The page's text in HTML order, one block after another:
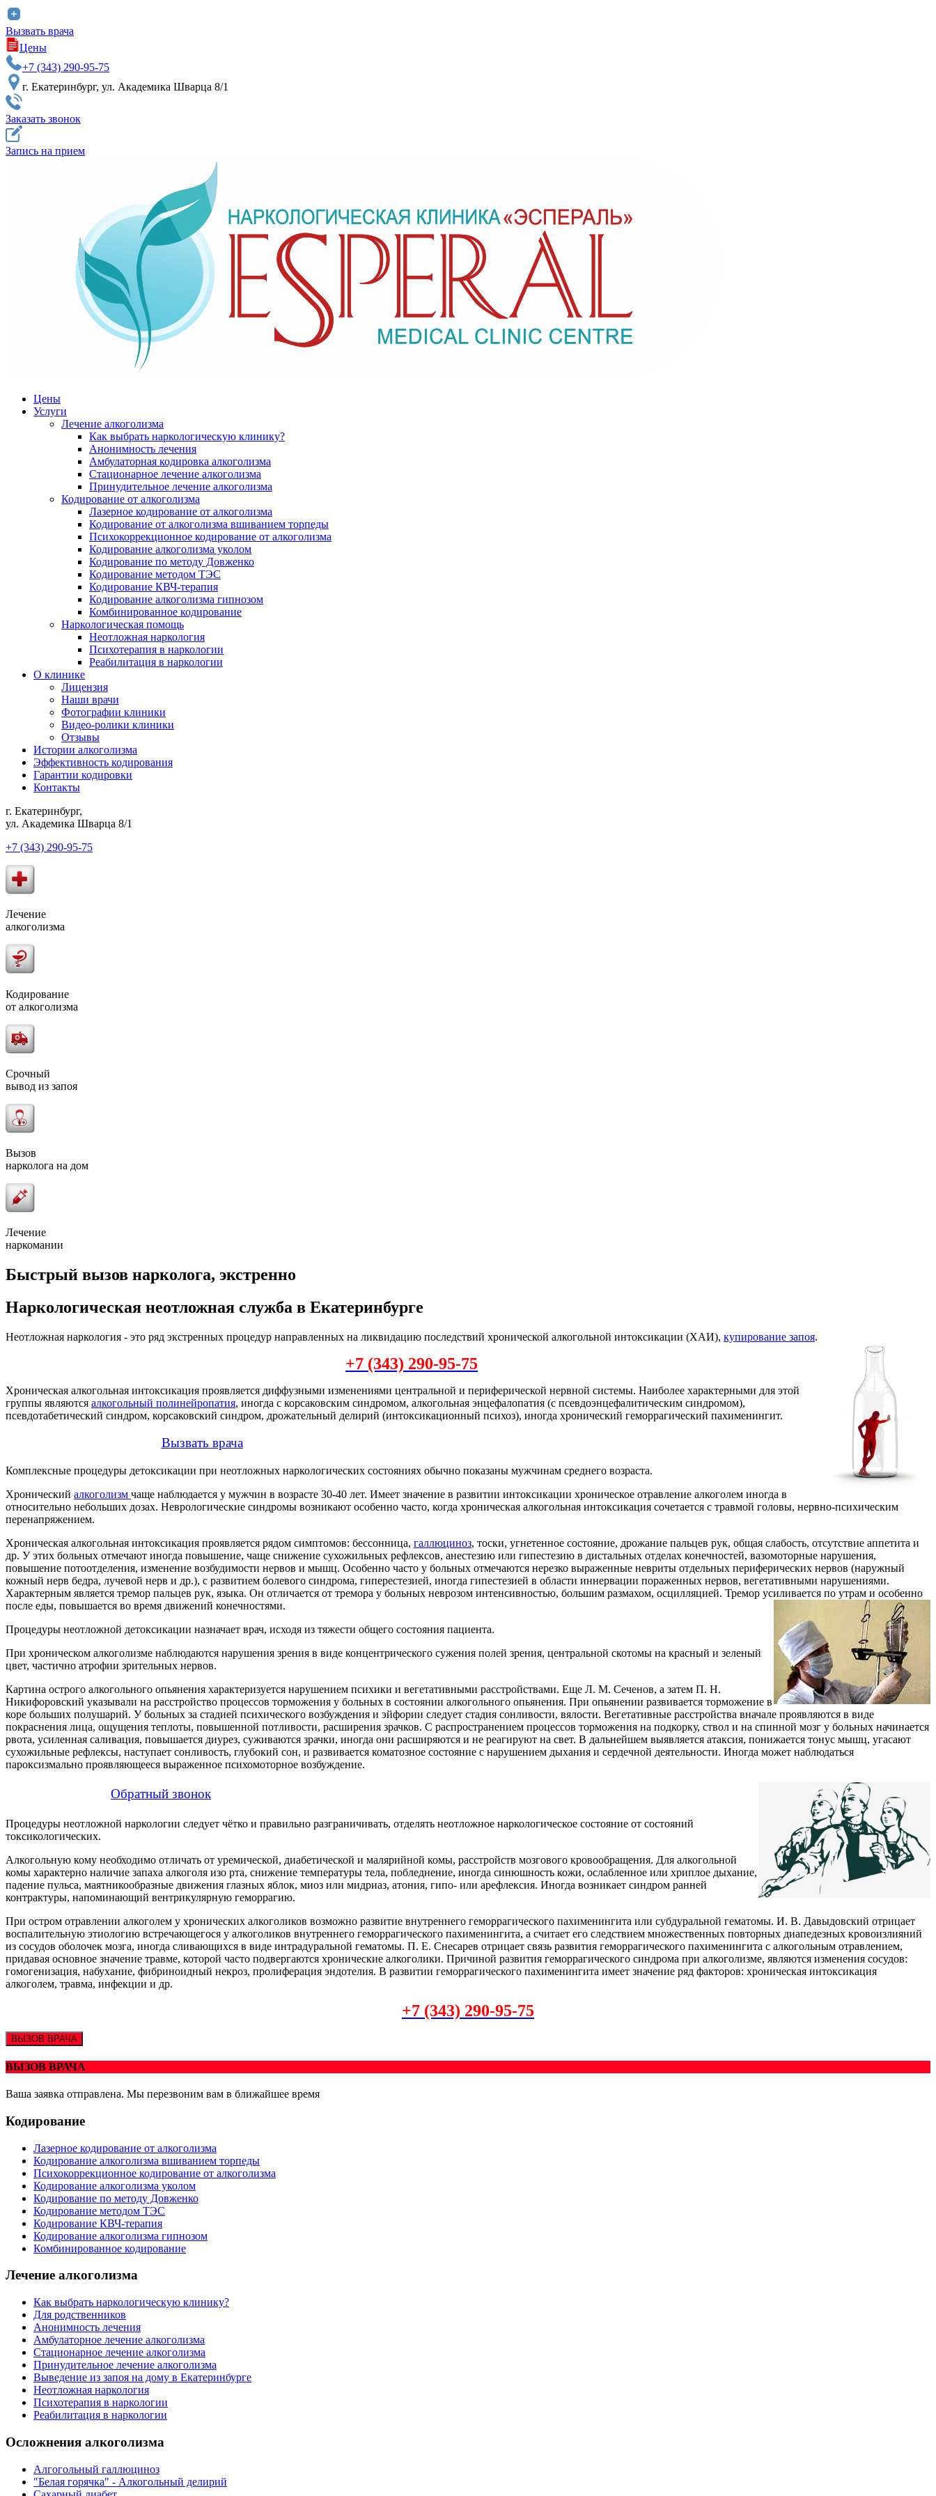
Вызвать врача
Цены
+7 (343) 290-95-75
г. Екатеринбург, ул. Академика Шварца 8/1
Заказать звонок
Запись на прием
Цены
Услуги
Лечение алкоголизма
Как выбрать наркологическую клинику?
Анонимность лечения
Амбулаторная кодировка алкоголизма
Стационарное лечение алкоголизма
Принудительное лечение алкоголизма
Кодирование от алкоголизма
Лазерное кодирование от алкоголизма
Кодирование от алкоголизма вшиванием торпеды
Психокоррекционное кодирование от алкоголизма
Кодирование алкоголизма уколом
Кодирование по методу Довженко
Кодирование методом ТЭС
Кодирование КВЧ-терапия
Кодирование алкоголизма гипнозом
Комбинированное кодирование
Наркологическая помощь
Неотложная наркология
Психотерапия в наркологии
Реабилитация в наркологии
О клинике
Лицензия
Наши врачи
Фотографии клиники
Видео-ролики клиники
Отзывы
Истории алкоголизма
Эффективность кодирования
Гарантии кодировки
Контакты
г. Екатеринбург,
ул. Академика Шварца 8/1
+7 (343) 290-95-75
Лечение
алкоголизма
Кодирование
от алкоголизма
Срочный
вывод из запоя
Вызов
нарколога на дом
Лечение
наркомании
Быстрый вызов нарколога, экстренно
Наркологическая неотложная служба в Екатеринбурге
Неотложная наркология - это ряд экстренных процедур направленных на ликвидацию последствий хронической алкогольной интоксикации (ХАИ), купирование запоя.
+7 (343) 290-95-75
Хроническая алкогольная интоксикация проявляется диффузными изменениями центральной и периферической нервной системы. Наиболее характерными для этой
группы являются алкогольный полинейропатия, иногда с корсаковским синдромом, алкогольная энцефалопатия (с псевдоэнцефалитическим синдромом),
псевдотабетический синдром, корсаковский синдром, дрожательный делирий (интоксикационный психоз), иногда хронический геморрагический пахименингит.
Вызвать врача
Комплексные процедуры детоксикации при неотложных наркологических состояниях обычно показаны мужчинам среднего возраста.
Хронический алкоголизм чаще наблюдается у мужчин в возрасте 30-40 лет. Имеет значение в развитии интоксикации хроническое отравление алкоголем иногда в
относительно небольших дозах. Неврологические синдромы возникают особенно часто, когда хроническая алкогольная интоксикация сочетается с травмой головы, нервно-психическим
перенапряжением.
Хроническая алкогольная интоксикация проявляется рядом симптомов: бессонница, галлюциноз, тоски, угнетенное состояние, дрожание пальцев рук, общая слабость, отсутствие аппетита и
др. У этих больных отмечают иногда повышение, чаще снижение сухожильных рефлексов, анестезию или гипестезию в дистальных отделах конечностей, вазомоторные нарушения,
повышение потоотделения, изменение возбудимости нервов и мышц. Особенно часто у больных отмечаются нерезко выраженные невриты отдельных периферических нервов (наружный
кожный нерв бедра, лучевой нерв и др.), с развитием болевого синдрома, гиперестезией, иногда гипестезией в области иннервации пораженных нервов, вегетативными нарушениями.
Характерным является тремор пальцев рук, языка. Он отличается от тремора у больных неврозом интенсивностью, большим размахом, осцилляцией. Тремор усиливается по утрам и особенно
после еды, повышается во время движений конечностями.
Процедуры неотложной детоксикации назначает врач, исходя из тяжести общего состояния пациента.
При хроническом алкоголизме наблюдаются нарушения зрения в виде концентрического сужения полей зрения, центральной скотомы на красный и зеленый
цвет, частично атрофии зрительных нервов.
Картина острого алкогольного опьянения характеризуется нарушением психики и вегетативными расстройствами. Еще Л. М. Сеченов, а затем П. Н.
Никифоровский указывали на расстройство процессов торможения у больных в состоянии алкогольного опьянения. При опьянении развивается торможение в
коре больших полушарий. У больных за стадией психического возбуждения и эйфории следует стадия сонливости, вялости. Вегетативные расстройства вначале проявляются в виде
покраснения лица, ощущения теплоты, повышенной потливости, расширения зрачков. С распространением процессов торможения на подкорку, ствол и на спинной мозг у больных начинается
рвота, усиленная саливация, повышается диурез, суживаются зрачки, иногда они расширяются и не реагируют на свет. В дальнейшем выявляется атаксия, понижается тонус мышц, угасают
сухожильные рефлексы, наступает сонливость, глубокий сон, и развивается коматозное состояние с нарушением дыхания и сердечной деятельности. Иногда может наблюдаться
пароксизмально проявляющееся выраженное психомоторное возбуждение.
Обратный звонок
Процедуры неотложной наркологии следует чётко и правильно разграничивать, отделять неотложное наркологическое состояние от состояний
токсикологических.
Алкогольную кому необходимо отличать от уремической, диабетической и малярийной комы, расстройств мозгового кровообращения. Для алкогольной
комы характерно наличие запаха алкоголя изо рта, снижение температуры тела, побледнение, иногда синюшность кожи, ослабленное или хриплое дыхание,
падение пульса, маятникообразные движения глазных яблок, миоз или мидриаз, атония, гипо- или арефлексия. Иногда возникает синдром ранней
контрактуры, напоминающий вентрикулярную геморрагию.
При остром отравлении алкоголем у хронических алкоголиков возможно развитие внутреннего геморрагического пахименингита или субдуральной гематомы. И. В. Давыдовский отрицает
воспалительную этиологию встречающегося у алкоголиков внутреннего геморрагического пахименингита, а считает его следствием множественных повторных диапедезных кровоизлияний
из сосудов оболочек мозга, иногда сливающихся в виде интрадуральной гематомы. П. Е. Снесарев отрицает связь развития геморрагического пахименингита с алкогольным отравлением,
придавая основное значение травме, которой часто подвергаются хронические алкоголики. Причиной развития геморрагического синдрома при алкоголизме, являются изменения сосудов:
гомогенизация, набухание, фибриноидный некроз, пролиферация эндотелия. В развитии геморрагического пахименингита имеет значение ряд факторов: хроническая интоксикация
алкоголем, травма, инфекции и др.
+7 (343) 290-95-75
ВЫЗОВ ВРАЧА
ВЫЗОВ ВРАЧА
Ваша заявка отправлена. Мы перезвоним вам в ближайшее время
Кодирование
Лазерное кодирование от алкоголизма
Кодирование алкоголизма вшиванием торпеды
Психокоррекционное кодирование от алкоголизма
Кодирование алкоголизма уколом
Кодирование по методу Довженко
Кодирование методом ТЭС
Кодирование КВЧ-терапия
Кодирование алкоголизма гипнозом
Комбинированное кодирование
Лечение алкоголизма
Как выбрать наркологическую клинику?
Для родственников
Анонимность лечения
Амбулаторное лечение алкоголизма
Стационарное лечение алкоголизма
Принудительное лечение алкоголизма
Выведение из запоя на дому в Екатеринбурге
Неотложная наркология
Психотерапия в наркологии
Реабилитация в наркологии
Осложнения алкоголизма
Алгогольный галлюциноз
"Белая горячка" - Алкогольный делирий